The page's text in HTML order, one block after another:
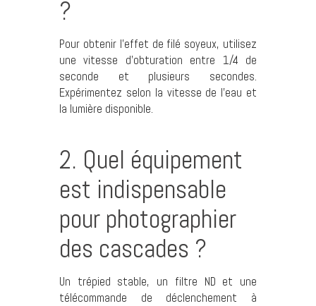
?
Pour obtenir l’effet de filé soyeux, utilisez
une vitesse d’obturation entre 1/4 de
seconde et plusieurs secondes.
Expérimentez selon la vitesse de l’eau et
la lumière disponible.
2. Quel équipement
est indispensable
pour photographier
des cascades ?
Un trépied stable, un filtre ND et une
télécommande de déclenchement à